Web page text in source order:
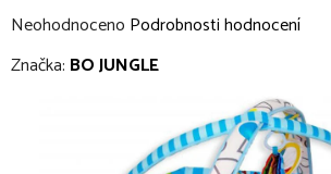
Průměrné
hodnocení
Neohodnoceno Podrobnosti hodnocení
Značka: BO JUNGLE